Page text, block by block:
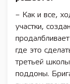
– Как и все,
участки,
где это
третьей
поддоны.